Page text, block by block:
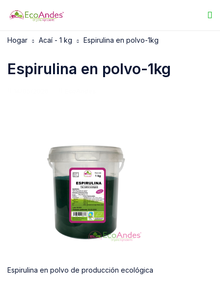
Hogar Acaí - 1 kg Espirulina en polvo-1kg
Espirulina en polvo-1kg
Espirulina en polvo de producción ecológica